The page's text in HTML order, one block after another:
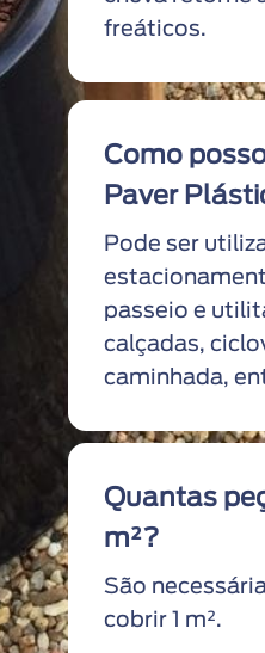
freáticos.
Como
Paver
Pode ser
passeio e
calçadas,
caminhada,
Quantas
m²?
São
cobrir 1 m².